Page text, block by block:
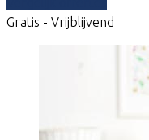
Gratis - Vrijblijvend